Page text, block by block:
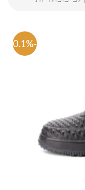
-50.1%